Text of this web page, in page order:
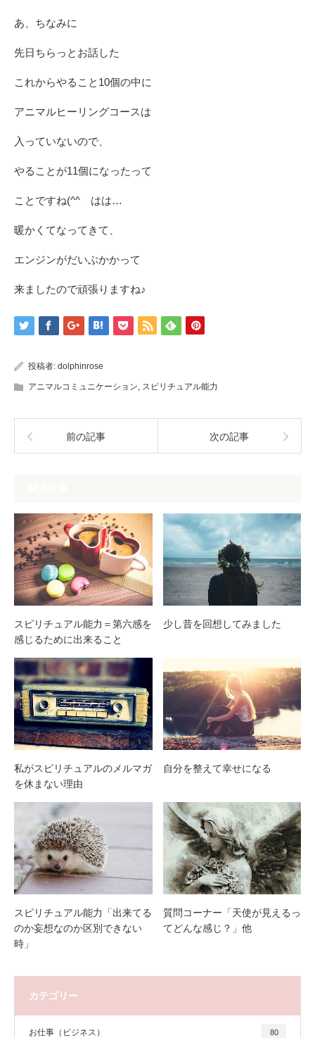
あ、ちなみに
先日ちらっとお話した
これからやること10個の中に
アニマルヒーリングコースは
入っていないので、
やることが11個になったって
ことですね(^^ゞはは…
暖かくてなってきて、
エンジンがだいぶかかって
来ましたので頑張りますね♪
投稿者: dolphinrose
アニマルコミュニケーション, スピリチュアル能力
前の記事 次の記事
スピリチュアル能力＝第六感を
感じるために出来ること
少し昔を回想してみました
私がスピリチュアルのメルマガ
を休まない理由
自分を整えて幸せになる
スピリチュアル能力「出来てる
のか妄想なのか区別できない
時」
質問コーナー「天使が見えるっ
てどんな感じ？」他
カテゴリー
お仕事（ビジネス） 80